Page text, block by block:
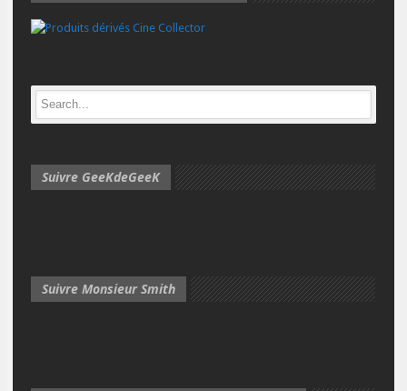
Suivre GeeKdeGeeK
Suivre Monsieur Smith